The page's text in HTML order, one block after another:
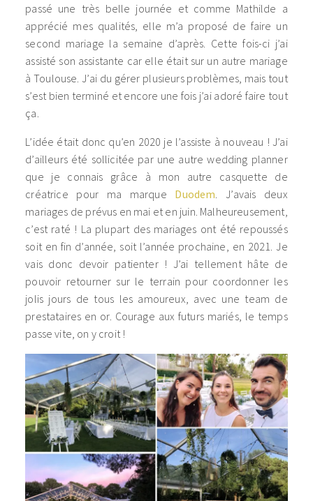
passé une très belle journée et comme Mathilde a
apprécié mes qualités, elle m’a proposé de faire un
second mariage la semaine d’après. Cette fois-ci j’ai
assisté son assistante car elle était sur un autre mariage
à Toulouse. J’ai du gérer plusieurs problèmes, mais tout
s’est bien terminé et encore une fois j’ai adoré faire tout
ça.
L’idée était donc qu’en 2020 je l’assiste à nouveau ! J’ai
d’ailleurs été sollicitée par une autre wedding planner
que je connais grâce à mon autre casquette de
créatrice pour ma marque Duodem . J’avais deux
mariages de prévus en mai et en juin. Malheureusement,
c’est raté ! La plupart des mariages ont été repoussés
soit en fin d’année, soit l’année prochaine, en 2021. Je
vais donc devoir patienter ! J’ai tellement hâte de
pouvoir retourner sur le terrain pour coordonner les
jolis jours de tous les amoureux, avec une team de
prestataires en or. Courage aux futurs mariés, le temps
passe vite, on y croit !